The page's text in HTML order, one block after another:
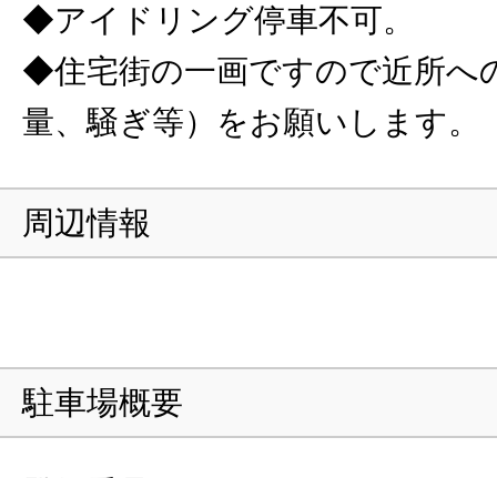
◆アイドリング停車不可。
◆住宅街の一画ですので近所へ
量、騒ぎ等）をお願いします。
周辺情報
駐車場概要